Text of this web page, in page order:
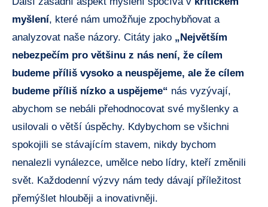
myšlení, které nám umožňuje zpochybňovat a
analyzovat naše názory. Citáty jako „Největším
nebezpečím pro většinu z nás není, že cílem
budeme příliš vysoko a neuspějeme, ale že cílem
budeme příliš nízko a uspějeme“ nás vyzývají,
abychom se nebáli přehodnocovat své myšlenky a
usilovali o větší úspěchy. Kdybychom se všichni
spokojili se stávajícím stavem, nikdy bychom
nenalezli vynálezce, umělce nebo lídry, kteří změnili
svět. Každodenní výzvy nám tedy dávají příležitost
přemýšlet hlouběji a inovativněji.